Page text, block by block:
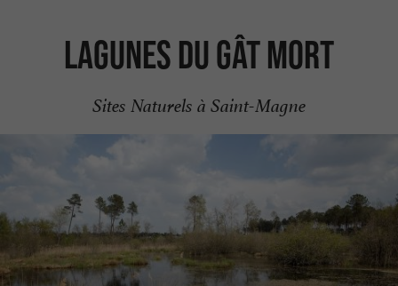
Lagunes du Gât Mort
Sites Naturels à Saint-Magne